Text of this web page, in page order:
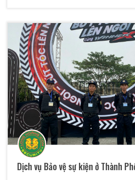
Thiên Long Hoàng cung cấp dịch vụ
viện, phòng khám,… tại nhiều địa
vụ chính bao gồm các hoạt động giữ
tài sản, phòng cháy chữa cháy
sự, quản lý phương tiện và hướng
thăm nom bệnh nhân.
Dịch vụ Bảo vệ sự kiện ở Thành